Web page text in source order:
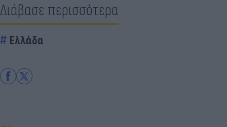
Διάβασε περισσότερα
Ελλάδα